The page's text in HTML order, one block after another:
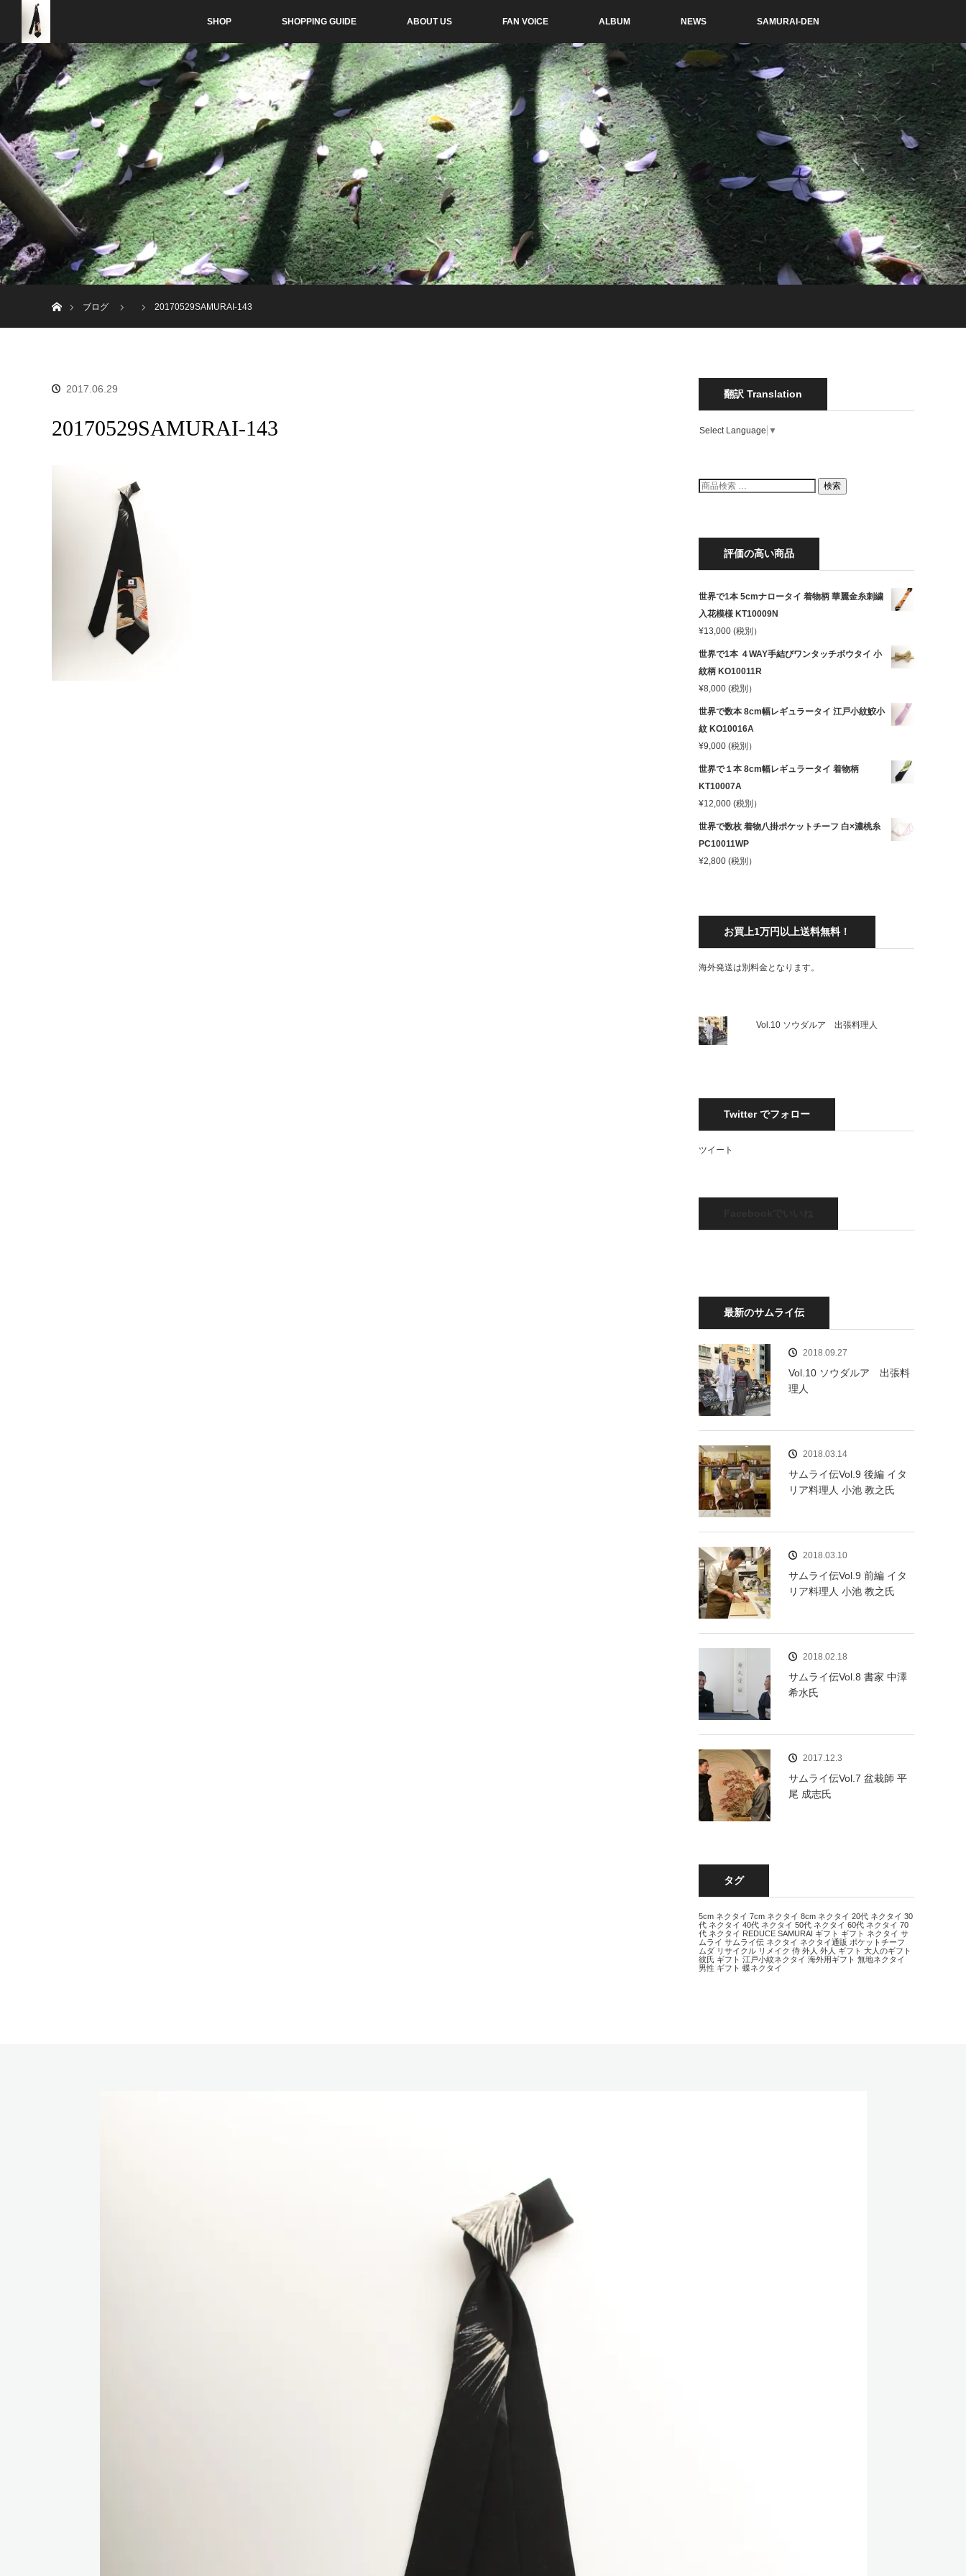
SHOP SHOPPING GUIDE ABOUT US FAN VOICE ALBUM NEWS SAMURAI-DEN
ブログ
20170529SAMURAI-143
2017.06.29
20170529SAMURAI-143
翻訳 Translation
Select Language ▼
検
索
検索
評価の高い商品
世界で1本 5cmナロータイ 着物柄 華麗金糸刺繍
入花模様 KT10009N
¥13,000 (税別）
世界で1本 ４WAY手結びワンタッチボウタイ 小
紋柄 KO10011R
¥8,000 (税別）
世界で数本 8cm幅レギュラータイ 江戸小紋鮫小
紋 KO10016A
¥9,000 (税別）
世界で１本 8cm幅レギュラータイ 着物柄
KT10007A
¥12,000 (税別）
世界で数枚 着物八掛ポケットチーフ 白×濃桃糸
PC10011WP
¥2,800 (税別）
お買上1万円以上送料無料！
海外発送は別料金となります。
Vol.10 ソウダルア 出張料理人
Twitter でフォロー
ツイート
最新のサムライ伝
2018.09.27
Vol.10 ソウダルア 出張料
理人
2018.03.14
サムライ伝Vol.9 後編 イタ
リア料理人 小池 教之氏
2018.03.10
サムライ伝Vol.9 前編 イタ
リア料理人 小池 教之氏
2018.02.18
サムライ伝Vol.8 書家 中澤
希水氏
2017.12.3
サムライ伝Vol.7 盆栽師 平
尾 成志氏
タグ
5cm ネクタイ 7cm ネクタイ 8cm ネクタイ 20代 ネクタイ 30
代 ネクタイ 40代 ネクタイ 50代 ネクタイ 60代 ネクタイ 70
代 ネクタイ REDUCE SAMURAI ギフト ギフト ネクタイ サ
ムライ サムライ伝 ネクタイ ネクタイ通販 ポケットチーフ
ムダ リサイクル リメイク 侍 外人 外人 ギフト 大人のギフト
彼氏 ギフト 江戸小紋ネクタイ 海外用ギフト 無地ネクタイ
男性 ギフト 蝶ネクタイ